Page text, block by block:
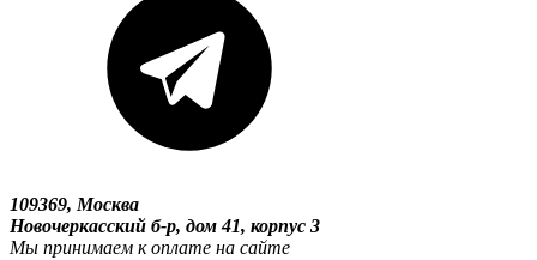
109369, Москва
Новочеркасский б-р, дом 41, корпус 3
Мы принимаем к оплате на сайте